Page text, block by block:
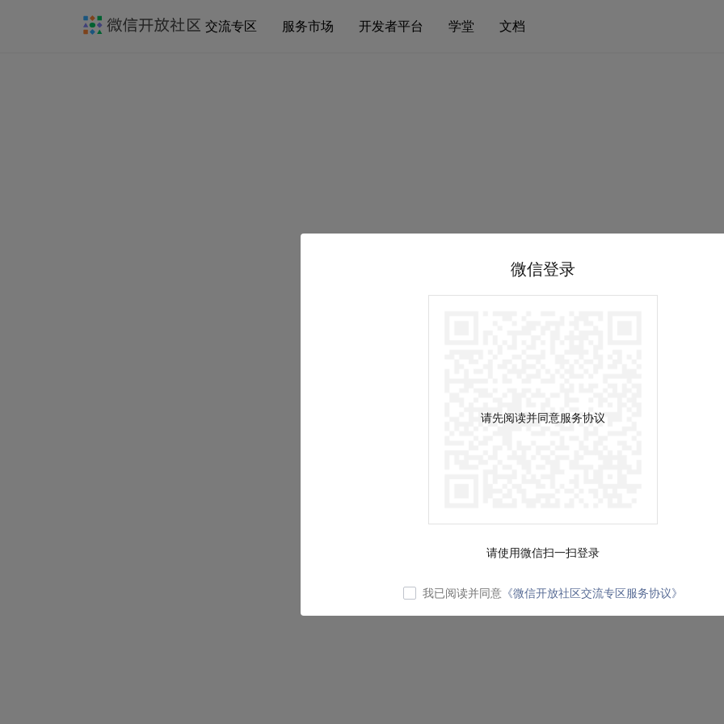
交流专区 服务市场 开发者平台 学堂 文档
微信登录
请先阅读并同意服务协议
请使用微信扫一扫登录
我已阅读并同意 《微信开放社区交流专区服务协议》